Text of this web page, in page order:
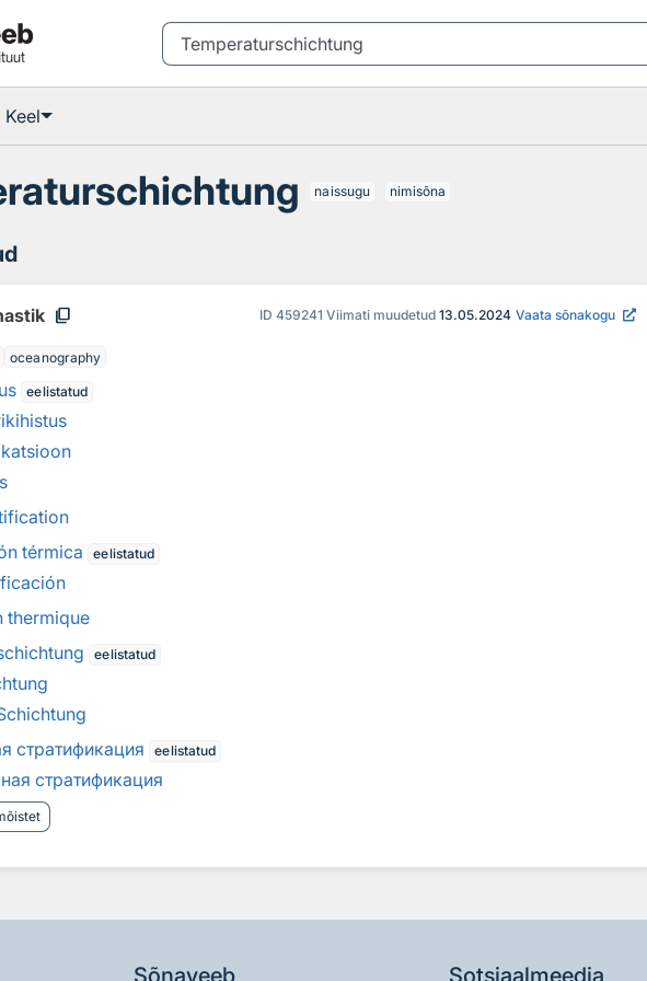
Keel
naissugu nimisõna
content_copy ID 459241 Viimati muudetud 13.05.2024 Vaata sõnakogu
oceanography
eelistatud
térmica eelistatud
thermique
eelistatud
стратификация eelistatud
стратификация
Sõnaveeb Sotsiaalmeedia